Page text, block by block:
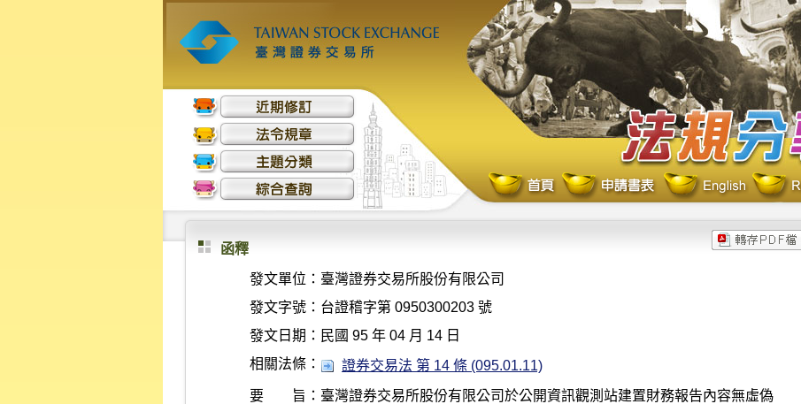
函釋
發文單位： 臺灣證券交易所股份有限公司
發文字號： 台證稽字第 0950300203 號
發文日期： 民國 95 年 04 月 14 日
相關法條：
證券交易法 第 14 條 (095.01.11)
要 旨： 臺灣證券交易所股份有限公司於公開資訊觀測站建置財務報告內容無虛偽